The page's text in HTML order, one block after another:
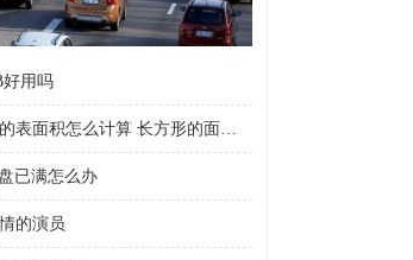
好用吗
长方形的表面积怎么计算 长方形的面积怎么计算的
已满怎么办
的演员